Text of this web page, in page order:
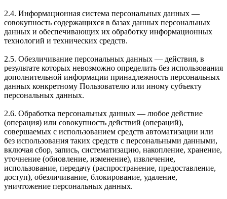
2.4. Информационная система персональных данных —
совокупность содержащихся в базах данных персональных
данных и обеспечивающих их обработку информационных
технологий и технических средств.
2.5. Обезличивание персональных данных — действия, в
результате которых невозможно определить без использования
дополнительной информации принадлежность персональных
данных конкретному Пользователю или иному субъекту
персональных данных.
2.6. Обработка персональных данных — любое действие
(операция) или совокупность действий (операций),
совершаемых с использованием средств автоматизации или
без использования таких средств с персональными данными,
включая сбор, запись, систематизацию, накопление, хранение,
уточнение (обновление, изменение), извлечение,
использование, передачу (распространение, предоставление,
доступ), обезличивание, блокирование, удаление,
уничтожение персональных данных.